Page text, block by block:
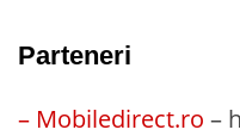
Parteneri
– Mobiledirect.ro –